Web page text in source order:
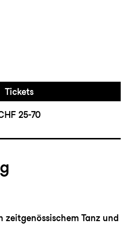
Tickets
25-70
zeitgenössischem Tanz und